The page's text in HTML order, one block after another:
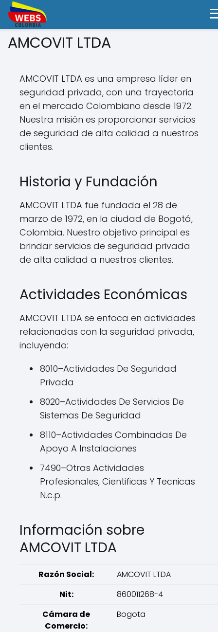
AMCOVIT LTDA
AMCOVIT LTDA es una empresa líder en
seguridad privada, con una trayectoria
en el mercado Colombiano desde 1972.
Nuestra misión es proporcionar servicios
de seguridad de alta calidad a nuestros
clientes.
Historia y Fundación
AMCOVIT LTDA fue fundada el 28 de
marzo de 1972, en la ciudad de Bogotá,
Colombia. Nuestro objetivo principal es
brindar servicios de seguridad privada
de alta calidad a nuestros clientes.
Actividades Económicas
AMCOVIT LTDA se enfoca en actividades
relacionadas con la seguridad privada,
incluyendo:
8010–Actividades De Seguridad
Privada
8020–Actividades De Servicios De
Sistemas De Seguridad
8110–Actividades Combinadas De
Apoyo A Instalaciones
7490–Otras Actividades
Profesionales, Cientificas Y Tecnicas
N.c.p.
Información sobre
AMCOVIT LTDA
Razón Social:
AMCOVIT LTDA
Nit:
860011268-4
Cámara de
Comercio:
Bogota